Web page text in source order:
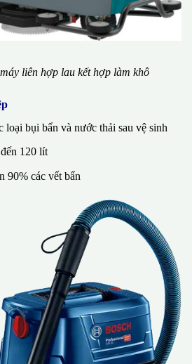
liên hợp lau kết hợp làm khô
loại bụi bẩn và nước thải sau vệ sinh
120 lít
90% các vết bẩn